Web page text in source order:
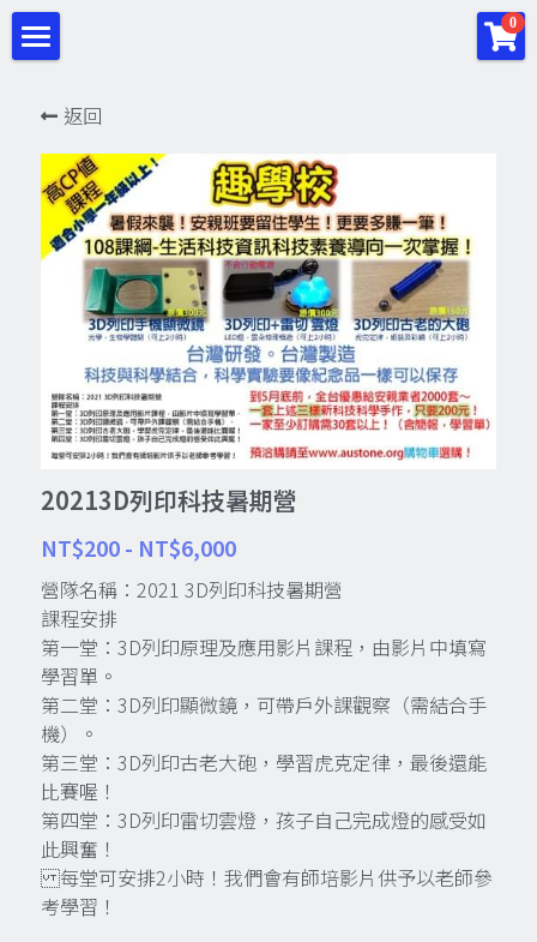
0
2024夏令營
金石3D代印
Python套件
趣學校
趣學校
趣學校-營隊課程
STEAM教育與設備
Beamo
T3D印表機
VR如此簡易
程式教育
iMaker創客教育
奧迪抖音科學營
iMaker創客教育聯盟
Mio Car
魔法光膠
CREATE 3D PRINTER
iMaker 3D印表機
公開展覽與報導
新聞介紹
參與展覽
Ender-5S1
小小創客節
古老大砲組裝方式
智慧3D印表機
A950 AI
Mpython
下載文件
3D列印的20堂課
創塊
3D SHOW
購物車
返回
20213D列印科技暑期營
NT$200 - NT$6,000
營隊名稱：2021 3D列印科技暑期營
課程安排
第一堂：3D列印原理及應用影片課程，由影片中填寫
學習單。
第二堂：3D列印顯微鏡，可帶戶外課觀察（需結合手
機）。
第三堂：3D列印古老大砲，學習虎克定律，最後還能
比賽喔！
第四堂：3D列印雷切雲燈，孩子自己完成燈的感受如
此興奮！
每堂可安排2小時！我們會有師培影片供予以老師參
考學習！
×
所有商品分類